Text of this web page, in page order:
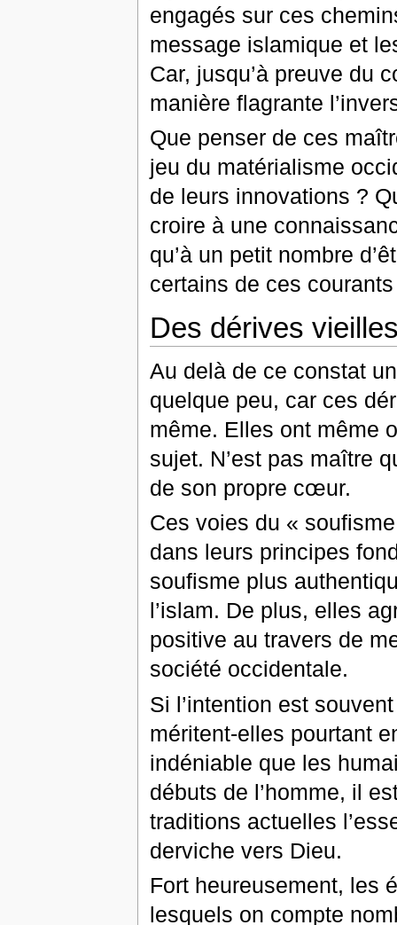
engagés sur ces
message islamique et
Car, jusqu’à preuve du
manière flagrante
Que penser de ces
jeu du matérialisme
de leurs innovations ?
croire à une
qu’à un petit nombre
certains de ces
Des dérives
Au delà de ce constat
quelque peu, car ces
même. Elles ont même
sujet. N’est pas maître
de son propre cœur.
Ces voies du «
dans leurs principes
soufisme plus
l’islam. De plus, elles
positive au travers de
société occidentale.
Si l’intention est
méritent-elles pourtant
indéniable que les
débuts de l’homme, il
traditions actuelles
derviche vers Dieu.
Fort heureusement, les
lesquels on compte